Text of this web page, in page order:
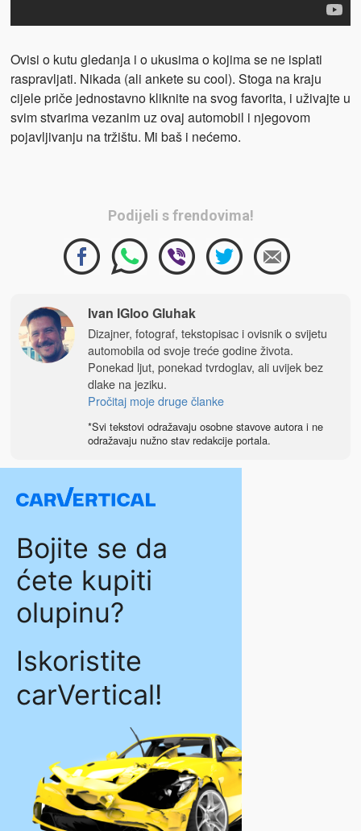
Ovisi o kutu gledanja i o ukusima o kojima se ne isplati
raspravljati. Nikada (ali ankete su cool). Stoga na kraju
cijele priče jednostavno kliknite na svog favorita, i uživajte u
svim stvarima vezanim uz ovaj automobil i njegovom
pojavljivanju na tržištu. Mi baš i nećemo.
Podijeli s frendovima!
Ivan IGloo Gluhak
Dizajner, fotograf, tekstopisac i ovisnik o svijetu
automobila od svoje treće godine života.
Ponekad ljut, ponekad tvrdoglav, ali uvijek bez
dlake na jeziku.
Pročitaj moje druge članke
*Svi tekstovi odražavaju osobne stavove autora i ne
odražavaju nužno stav redakcije portala.